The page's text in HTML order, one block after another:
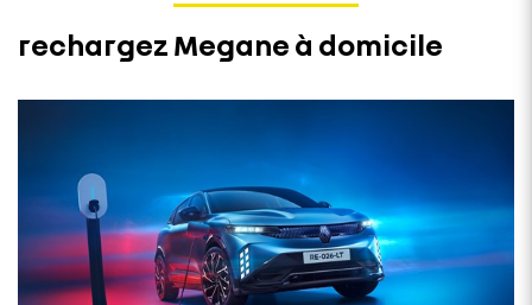
rechargez Megane à domicile